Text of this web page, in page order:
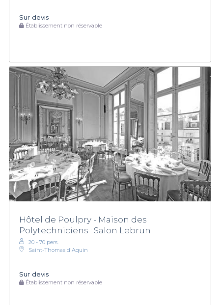
Sur devis
Établissement non réservable
Hôtel de Poulpry - Maison des
Polytechniciens : Salon Lebrun
20 - 70 pers.
Saint-Thomas d'Aquin
Sur devis
Établissement non réservable